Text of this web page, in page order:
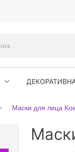
Маски для лица